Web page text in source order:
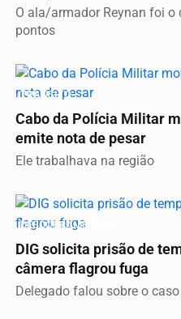
O ala/armador Reynan foi o
pontos
TRÂNSITO
Cabo da Polícia Militar
emite nota de pesar
Ele trabalhava na região
DESDOBRAMENTOS
DIG solicita prisão de
câmera flagrou fuga
Delegado falou sobre o caso